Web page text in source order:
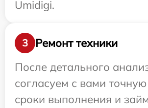
Umidigi.
3
Ремонт техники
После детального
согласуем с вами
сроки выполнения и